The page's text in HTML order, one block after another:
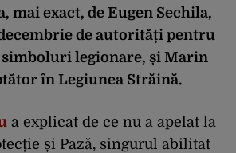
mai exact, de Eugen Sechila,
de autorități pentru
legionare, și Marin
în Legiunea Străină.
a explicat de ce nu a apelat la
și Pază, singurul abilitat